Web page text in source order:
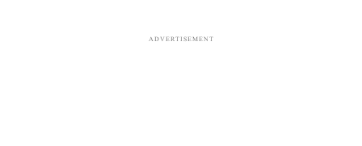
ADVERTISEMENT